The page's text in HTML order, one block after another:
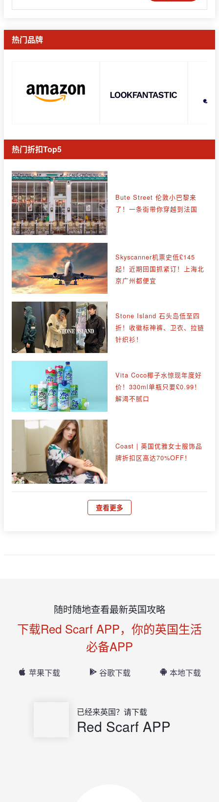
热门品牌
热门折扣Top5
Bute Street 伦敦小巴黎来
了！一条街带你穿越到法国
Skyscanner机票史低£145
起！近期回国抓紧订！上海北
京广州都便宜
Stone Island 石头岛低至四
折！收徽标神裤、卫衣、拉链
针织衫！
Vita Coco椰子水惊现年度好
价！330ml单瓶只要£0.99！
解渴不腻口
Coast | 英国优雅女士服饰品
牌折扣区高达70%OFF！
查看更多
随时随地查看最新英国攻略
下载Red Scarf APP，你的英国生活
必备APP
苹果下载 谷歌下载 本地下载
已经来英国？请下载
Red Scarf APP